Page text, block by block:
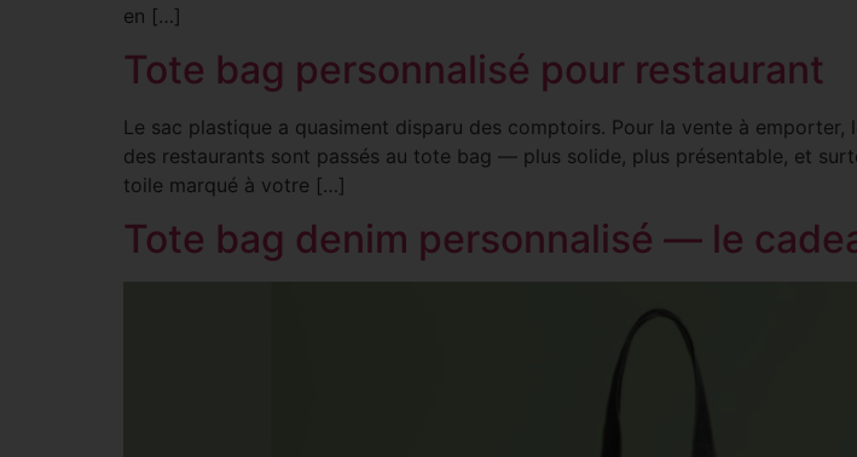
en […]
Tote bag personnalisé pour restaurant
Le sac plastique a quasiment disparu des comptoirs. Pour la vente à
des restaurants sont passés au tote bag — plus solide, plus présentable, et
toile marqué à votre […]
Tote bag denim personnalisé — le